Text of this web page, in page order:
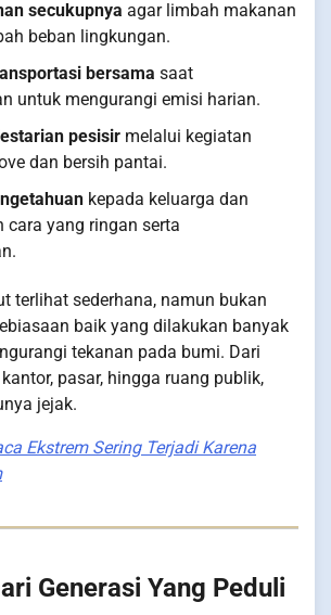
secukupnya agar limbah makanan
beban lingkungan.
bersama saat
untuk mengurangi emisi harian.
pesisir melalui kegiatan
dan bersih pantai.
kepada keluarga dan
cara yang ringan serta
terlihat sederhana, namun bukan
baik yang dilakukan banyak
tekanan pada bumi. Dari
pasar, hingga ruang publik,
jejak.
Ekstrem Sering Terjadi Karena
Generasi Yang Peduli